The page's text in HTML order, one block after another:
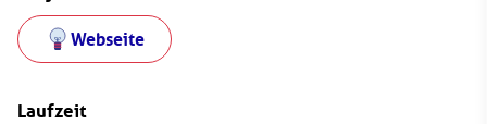
Webseite
Laufzeit